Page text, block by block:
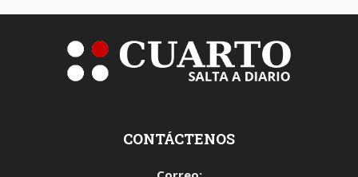
CONTÁCTENOS